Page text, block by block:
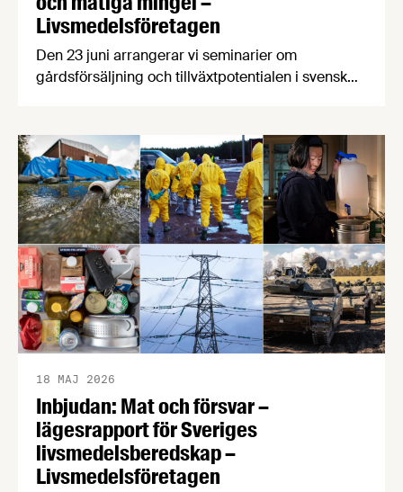
Livsmedelsföretagen
Den 23 juni arrangerar vi seminarier om
gårdsförsäljning och tillväxtpotentialen i svensk
hållbarhet och transporter samt ett gemensamt
branschmingel med LRF och Svensk
Dagligvaruhandel. Så tveka inte, kom till
Almedalen! Den 23 juni är det dags för
Livsmedelsdagen som i år kommer …
Inbjudan: Mat och försvar –
lägesrapport för Sveriges
livsmedelsberedskap –
Livsmedelsföretagen
18 MAJ 2026